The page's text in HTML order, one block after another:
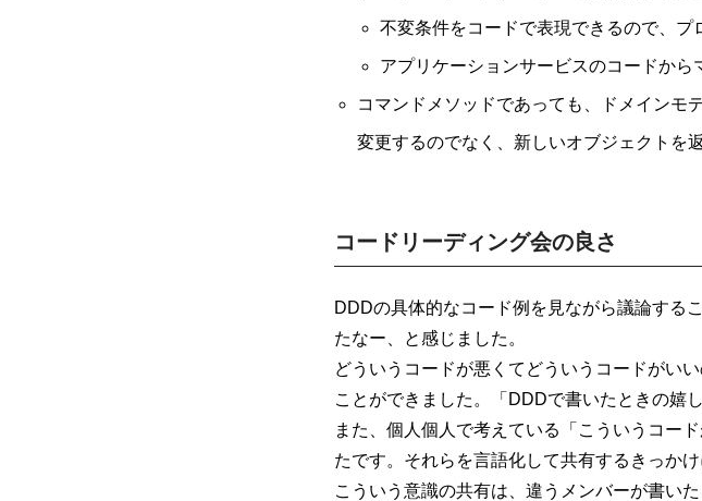
不変条件をコードで表現できるので、プ
アプリケーションサービスのコードから
コマンドメソッドであっても、ドメインモ
変更するのでなく、新しいオブジェクトを
コードリーディング会の良さ
DDDの具体的なコード例を見ながら議論する
たなー、と感じました。
どういうコードが悪くてどういうコードがい
ことができました。「DDDで書いたときの嬉
また、個人個人で考えている「こういうコー
たです。それらを言語化して共有するきっかけ
こういう意識の共有は、違うメンバーが書い